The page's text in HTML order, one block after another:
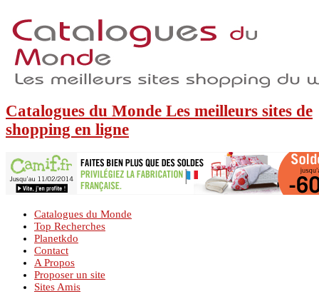
Catalogues du Monde Les meilleurs sites de
shopping en ligne
Catalogues du Monde
Top Recherches
Planetkdo
Contact
A Propos
Proposer un site
Sites Amis